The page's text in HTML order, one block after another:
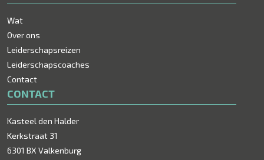
Wat
Over ons
Leiderschapsreizen
Leiderschapscoaches
Contact
CONTACT
Kasteel den Halder
Kerkstraat 31
6301 BX Valkenburg